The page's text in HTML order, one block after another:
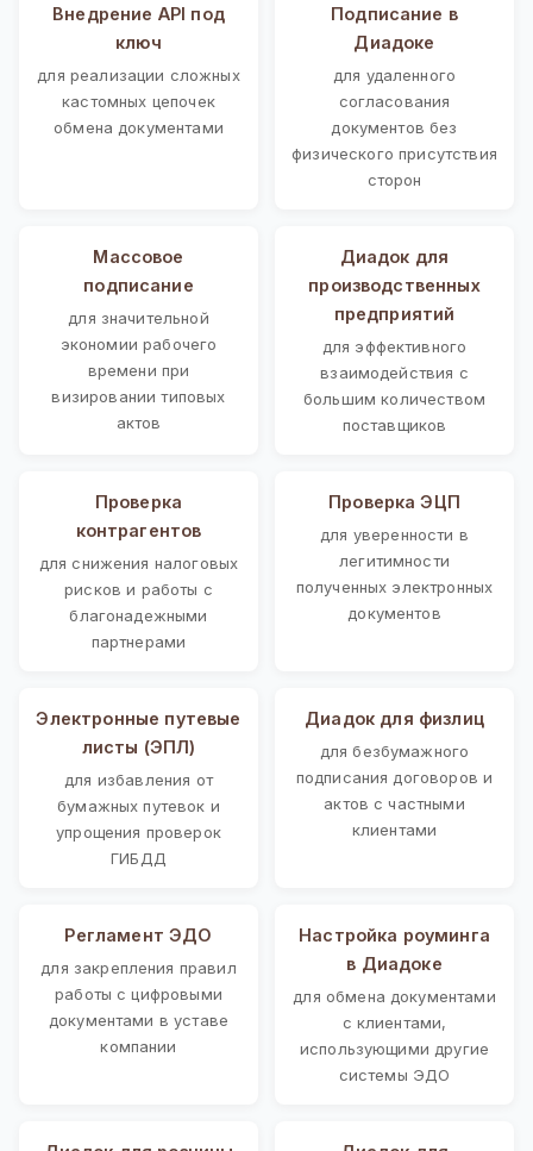
Внедрение API под
ключ
для реализации сложных
кастомных цепочек
обмена документами
Подписание в
Диадоке
для удаленного
согласования
документов без
физического присутствия
сторон
Массовое
подписание
для значительной
экономии рабочего
времени при
визировании типовых
актов
Диадок для
производственных
предприятий
для эффективного
взаимодействия с
большим количеством
поставщиков
Проверка
контрагентов
для снижения налоговых
рисков и работы с
благонадежными
партнерами
Проверка ЭЦП
для уверенности в
легитимности
полученных электронных
документов
Электронные путевые
листы (ЭПЛ)
для избавления от
бумажных путевок и
упрощения проверок
ГИБДД
Диадок для физлиц
для безбумажного
подписания договоров и
актов с частными
клиентами
Регламент ЭДО
для закрепления правил
работы с цифровыми
документами в уставе
компании
Настройка роуминга
в Диадоке
для обмена документами
с клиентами,
использующими другие
системы ЭДО